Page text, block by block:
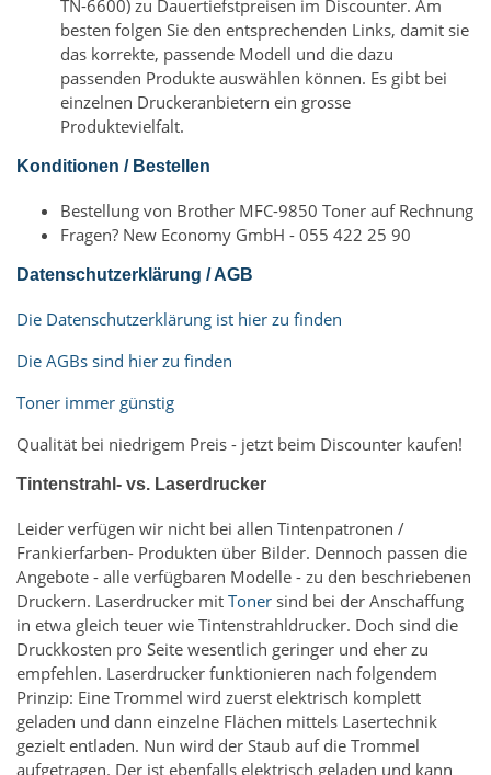
TN-6600) zu Dauertiefstpreisen im Discounter. Am
besten folgen Sie den entsprechenden Links, damit sie
das korrekte, passende Modell und die dazu
passenden Produkte auswählen können. Es gibt bei
einzelnen Druckeranbietern ein grosse
Produktevielfalt.
Konditionen / Bestellen
Bestellung von Brother MFC-9850 Toner auf Rechnung
Fragen? New Economy GmbH - 055 422 25 90
Datenschutzerklärung / AGB
Die Datenschutzerklärung ist hier zu finden
Die AGBs sind hier zu finden
Toner immer günstig
Qualität bei niedrigem Preis - jetzt beim Discounter kaufen!
Tintenstrahl- vs. Laserdrucker
Leider verfügen wir nicht bei allen Tintenpatronen /
Frankierfarben- Produkten über Bilder. Dennoch passen die
Angebote - alle verfügbaren Modelle - zu den beschriebenen
Druckern. Laserdrucker mit Toner sind bei der Anschaffung
in etwa gleich teuer wie Tintenstrahldrucker. Doch sind die
Druckkosten pro Seite wesentlich geringer und eher zu
empfehlen. Laserdrucker funktionieren nach folgendem
Prinzip: Eine Trommel wird zuerst elektrisch komplett
geladen und dann einzelne Flächen mittels Lasertechnik
gezielt entladen. Nun wird der Staub auf die Trommel
aufgetragen. Der ist ebenfalls elektrisch geladen und kann